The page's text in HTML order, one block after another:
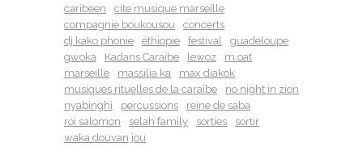
caribeen
cite musique marseille
compagnie boukousou
concerts
dj kako phonie
éthiopie festival
guadeloupe
gwoka
Kadans Caraïbe lewoz
m.oat
marseille
massilia ka
max diakok
musiques rituelles de la caraïbe
no night in zion
nyabinghi
percussions
reine de saba
roi salomon
selah family sorties
sortir
waka douvan jou